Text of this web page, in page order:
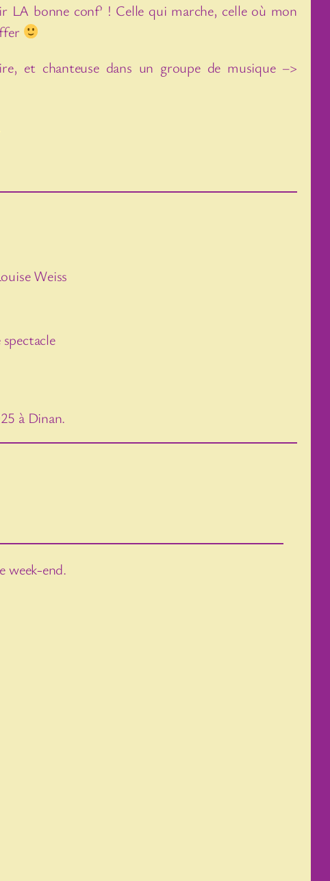
LA bonne conf’ ! Celle qui marche, celle où mon
et chanteuse dans un groupe de musique –>
Weiss
à Dinan.
week-end.